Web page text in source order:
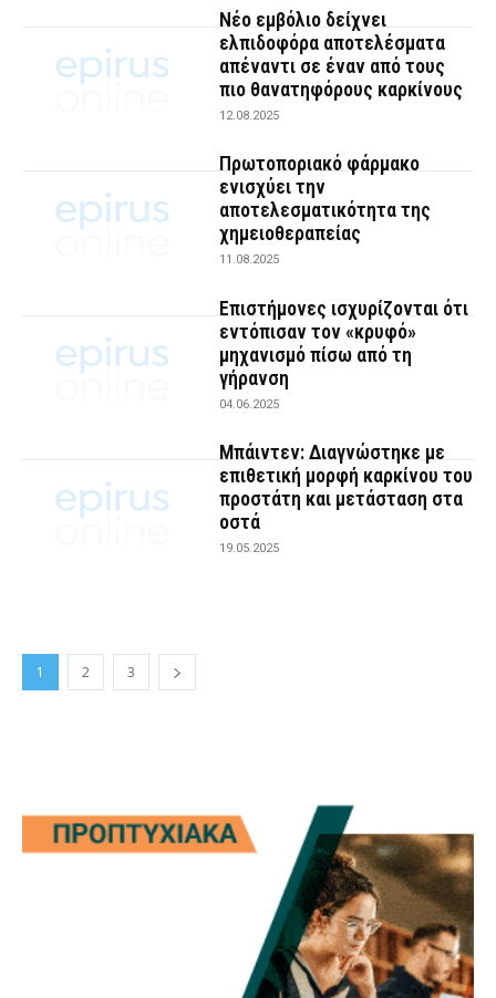
Νέο εμβόλιο δείχνει
ελπιδοφόρα αποτελέσματα
απέναντι σε έναν από τους
πιο θανατηφόρους καρκίνους
12.08.2025
Πρωτοποριακό φάρμακο
ενισχύει την
αποτελεσματικότητα της
χημειοθεραπείας
11.08.2025
Επιστήμονες ισχυρίζονται ότι
εντόπισαν τον «κρυφό»
μηχανισμό πίσω από τη
γήρανση
04.06.2025
Μπάιντεν: Διαγνώστηκε με
επιθετική μορφή καρκίνου του
προστάτη και μετάσταση στα
οστά
19.05.2025
1 2 3